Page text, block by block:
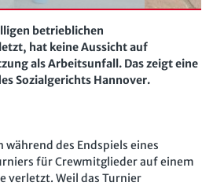
Verträge kündigen
AGB Impressum
Kontakt
Widerruf
Widerrufsrecht
betrieblichen
hat keine Aussicht auf
als Arbeitsunfall. Das zeigt eine
Sozialgerichts Hannover.
des Endspiels eines
für Crewmitglieder auf einem
verletzt. Weil das Turnier